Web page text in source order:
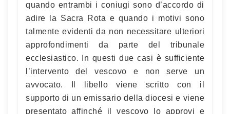
quando entrambi i coniugi sono d’accordo di
adire la Sacra Rota e quando i motivi sono
talmente evidenti da non necessitare ulteriori
approfondimenti da parte del tribunale
ecclesiastico. In questi due casi è sufficiente
l’intervento del vescovo e non serve un
avvocato. Il libello viene scritto con il
supporto di un emissario della diocesi e viene
presentato affinché il vescovo lo approvi e